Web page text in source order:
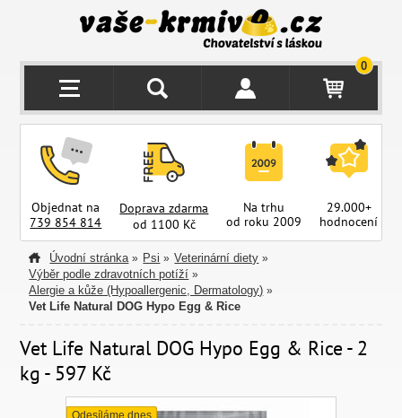
0
Objednat na
739 854 814
Doprava zdarma
od 1100 Kč
Na trhu
od roku 2009
29.000+
hodnocení
Úvodní stránka » Psi » Veterinární diety »
Výběr podle zdravotních potíží »
Alergie a kůže (Hypoallergenic, Dermatology) »
Vet Life Natural DOG Hypo Egg & Rice
Vet Life Natural DOG Hypo Egg & Rice - 2
kg - 597 Kč
Odesíláme dnes